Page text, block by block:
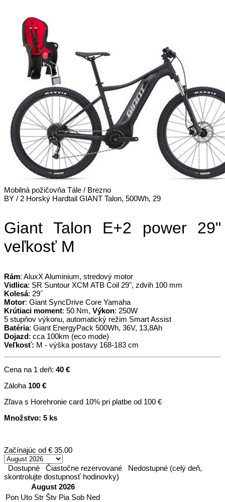
Mobilná požičovňa Tále / Brezno
BY / 2 Horský Hardtail GIANT Talon, 500Wh, 29
Giant Talon E+2 power 29"
veľkosť M
Rám: AluxX Aluminium, stredový motor
Vidlica: SR Suntour XCM ATB Coil 29", zdvih 100 mm
Kolesá: 29˝
Motor: Giant SyncDrive Core Yamaha
Krútiaci moment: 50 Nm, Výkon: 250W
5 stupňov výkonu, automatický režim Smart Assist
Batéria: Giant EnergyPack 500Wh, 36V, 13,8Ah
Dojazd: cca 100km (eco mode)
Veľkosť: M - výška postavy 168-183 cm
Cena na 1 deň: 40 €
Záloha 100 €
Zľava s Horehronie card 10% pri platbe od 100 €
Množstvo: 5 ks
Začínajúc od € 35.00
Dostupné Čiastočne rezervované
Nedostupné (celý deň,
skontrolujte dostupnosť hodinovky)
August 2026
Pon Uto Str Štv Pia Sob Ned